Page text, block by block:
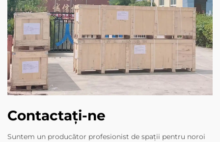
Contactați-ne
Suntem un producător profesionist de spații pentru noroi